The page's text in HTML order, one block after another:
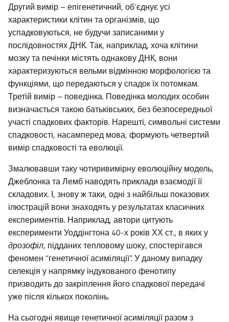
Другий вимір – епігенетичний, об‘єднує усі
характеристики клітин та організмів, що
успадковуються, не будучи записаними у
послідовностях ДНК. Так, наприклад, хоча клітини
мозку та печінки містять однакову ДНК, вони
характеризуються вельми відмінною морфологією та
функціями, що передаються у спадок їх потомкам.
Третій вимір – поведінка. Поведінка молодих особин
визначається такою батьківських, без безпосередньої
участі спадкових факторів. Нарешті, символьні системи
спадковості, насамперед мова, формують четвертий
вимір спадковості та еволюції.
Змалювавши таку чотиривимірну еволюційну модель,
Джеблонка та Лемб наводять приклади взаємодії її
складових. І, знову ж таки, одні з найбільш показових
ілюстрацій вони знаходять у результатах класичних
експериментів. Наприклад, автори цитують
експерименти Уоддінгтона 40-х років ХХ ст., в яких у
дрозофіл, підданих тепловому шоку, спостерігався
феномен “генетичної асиміляції”. У даному випадку
селекція у напрямку індукованого фенотипу
призводить до закріплення його спадкової передачі
уже після кількох поколінь.
На сьогодні явище генетичної асиміляції разом з